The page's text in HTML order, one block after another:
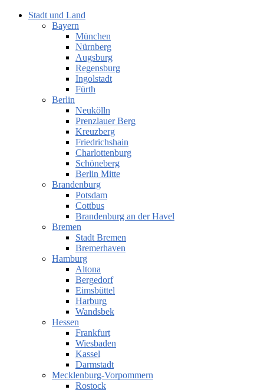
Stadt und Land
Bayern
München
Nürnberg
Augsburg
Regensburg
Ingolstadt
Fürth
Berlin
Neukölln
Prenzlauer Berg
Kreuzberg
Friedrichshain
Charlottenburg
Schöneberg
Berlin Mitte
Brandenburg
Potsdam
Cottbus
Brandenburg an der Havel
Bremen
Stadt Bremen
Bremerhaven
Hamburg
Altona
Bergedorf
Eimsbüttel
Harburg
Wandsbek
Hessen
Frankfurt
Wiesbaden
Kassel
Darmstadt
Mecklenburg-Vorpommern
Rostock